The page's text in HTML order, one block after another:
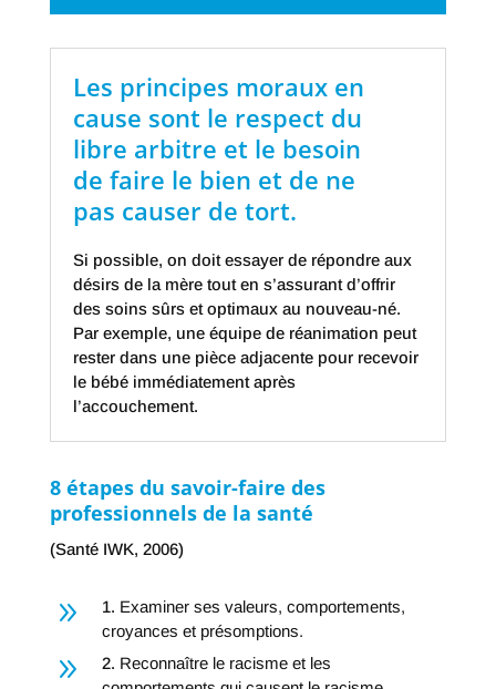
Les principes moraux en
cause sont le respect du
libre arbitre et le besoin
de faire le bien et de ne
pas causer de tort.
Si possible, on doit essayer de répondre aux
désirs de la mère tout en s’assurant d’offrir
des soins sûrs et optimaux au nouveau-né.
Par exemple, une équipe de réanimation peut
rester dans une pièce adjacente pour recevoir
le bébé immédiatement après
l’accouchement.
8 étapes du savoir-faire des
professionnels de la santé
(Santé IWK, 2006)
9 1. Examiner ses valeurs, comportements,
croyances et présomptions.
9 2. Reconnaître le racisme et les